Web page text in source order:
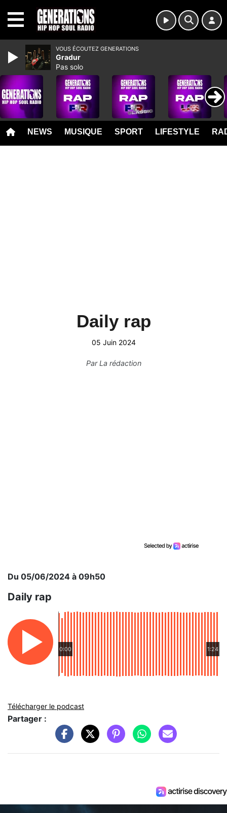
NEWS MUSIQUE SPORT LIFESTYLE
Daily rap
05 Juin 2024
ParLa rédaction
Du 05/06/2024 à 09h50
Daily rap
0:00 1:24
Télécharger le podcast
Partager :
VOUS ÉCOUTEZ GENERATIONS
Gradur
Pas solo